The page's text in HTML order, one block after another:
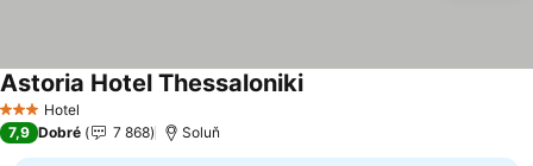
3 Počet hvězdiček
Hotel
Astoria Hotel ThessalonikiUkázat ceny
7,9 Dobré 7 868 Soluň